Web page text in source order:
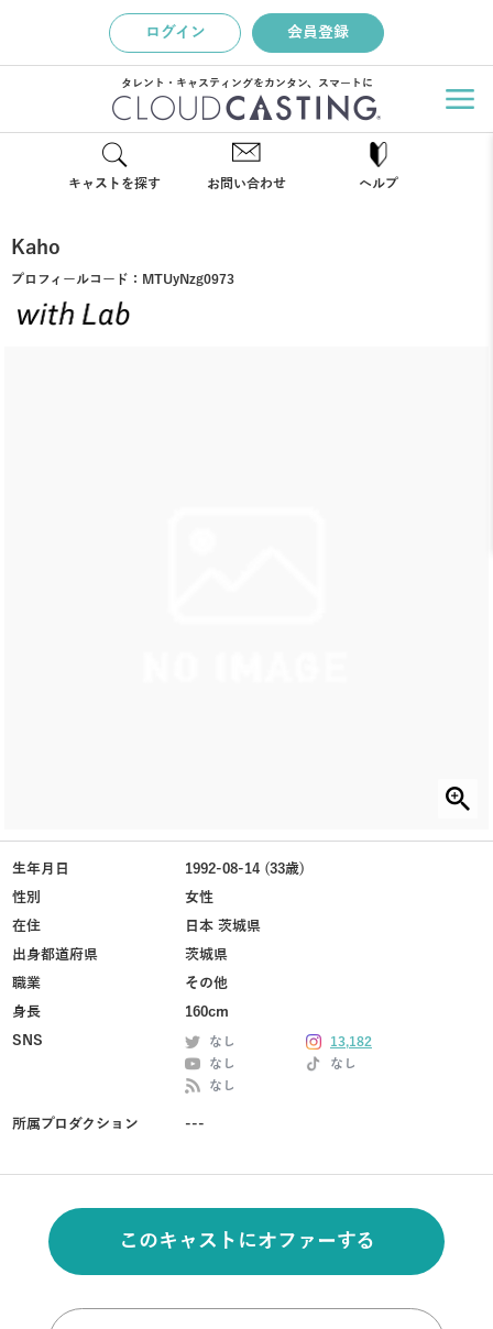
ログイン 会員登録
タレント・キャスティングをカンタン、スマートに
キャストを探す お問い合わせ ヘルプ
Kaho
プロフィールコード： MTUyNzg0973
生年月日
1992-08-14 (33歳)
性別
女性
在住
日本 茨城県
出身都道府県
茨城県
職業
その他
身長
160cm
SNS
なし
13,182
なし
なし
なし
所属プロダクション ---
このキャストにオファーする